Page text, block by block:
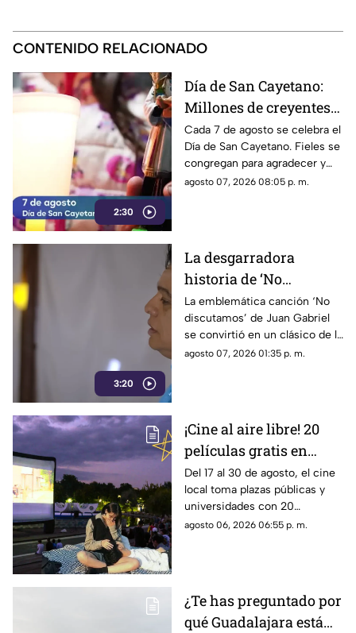
CONTENIDO RELACIONADO
2:30
Día de San Cayetano:
Millones de creyentes
rinden homenaje al
patrono del pan y del
trabajo
Cada 7 de agosto se celebra el
Día de San Cayetano. Fieles se
congregan para agradecer y
pedir por empleo, pan y
agosto 07, 2026 08:05 p. m.
3:20
La desgarradora
historia de ‘No
discutamos’: El clásico
que Juan Gabriel le
regaló a Lucha Villa |
ARCHIVO MUSICAL
La emblemática canción ‘No
discutamos’ de Juan Gabriel
se convirtió en un clásico de la
música ranchera gracias a la
agosto 07, 2026 01:35 p. m.
¡Cine al aire libre! 20
películas gratis en
Guadalajara y Jalisco:
La cartelera imperdible
de agosto
Del 17 al 30 de agosto, el cine
local toma plazas públicas y
universidades con 20
proyecciones GRATIS.
agosto 06, 2026 06:55 p. m.
¿Te has preguntado por
qué Guadalajara está